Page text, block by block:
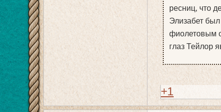
ресниц, что
Элизабет
фиолетовым
глаз Тейлор
+1